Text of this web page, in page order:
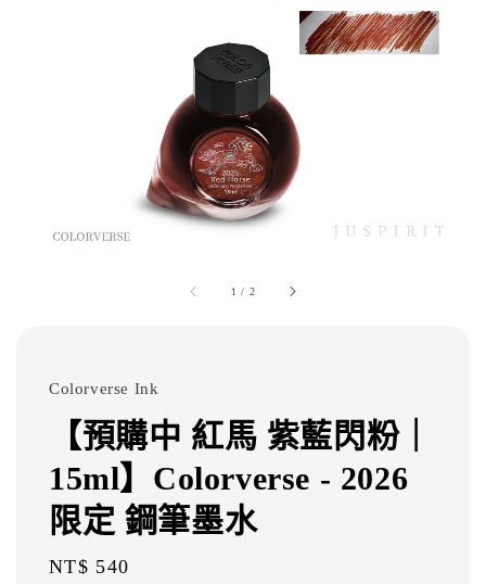
1 / 2
Colorverse Ink
【預購中 紅馬 紫藍閃粉｜
15ml】Colorverse - 2026
限定 鋼筆墨水
Regular
NT$ 540